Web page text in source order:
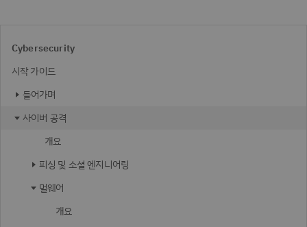
Cybersecurity
시작 가이드
들어가며
사이버 공격
개요
피싱 및 소셜 엔지니어링
멀웨어
개요